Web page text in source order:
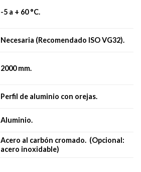
-5 a + 60 °C.
Necesaria (Recomendado ISO VG32).
2000 mm.
Perfil de aluminio con orejas.
Aluminio.
Acero al carbón cromado. (Opcional:
acero inoxidable)